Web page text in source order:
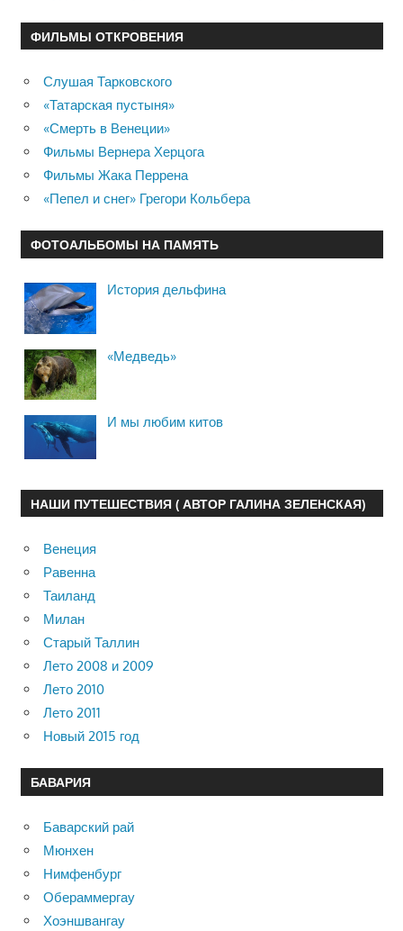
ФИЛЬМЫ ОТКРОВЕНИЯ
Слушая Тарковского
«Татарская пустыня»
«Смерть в Венеции»
Фильмы Вернера Херцога
Фильмы Жака Перрена
«Пепел и снег» Грегори Кольбера
ФОТОАЛЬБОМЫ НА ПАМЯТЬ
История дельфина
«Медведь»
И мы любим китов
НАШИ ПУТЕШЕСТВИЯ ( АВТОР ГАЛИНА ЗЕЛЕНСКАЯ)
Венеция
Равенна
Таиланд
Милан
Старый Таллин
Лето 2008 и 2009
Лето 2010
Лето 2011
Новый 2015 год
БАВАРИЯ
Баварский рай
Мюнхен
Нимфенбург
Обераммергау
Хоэншвангау